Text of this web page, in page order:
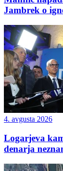
Jambrek o
4. avgusta 2026
Logarjeva
denarja